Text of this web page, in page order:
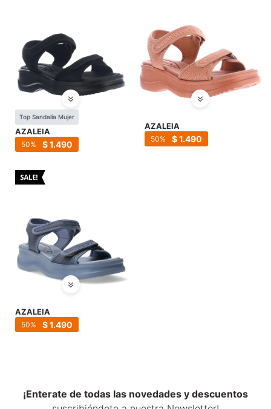
Top Sandalia Mujer
AZALEIA
$1.490
50
AZALEIA
$1.490
50
AZALEIA
$1.490
50
¡Enterate de todas las novedades y descuentos